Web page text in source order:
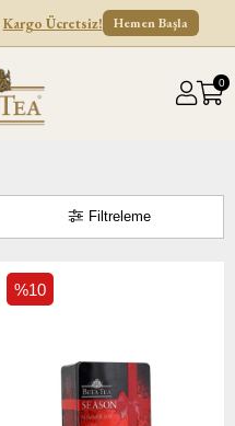
Kargo Ücretsiz! Hemen Başla
0
Filtreleme
%10